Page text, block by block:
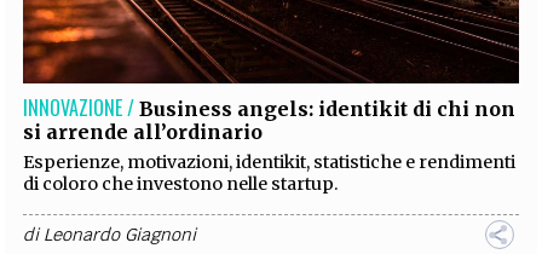
INNOVAZIONE / Business angels: identikit di chi non
si arrende all’ordinario
Esperienze, motivazioni, identikit, statistiche e rendimenti
di coloro che investono nelle startup.
diLeonardo Giagnoni